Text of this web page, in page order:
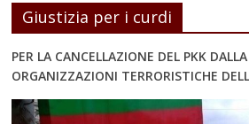
Giustizia per i curdi
PER LA CANCELLAZIONE DEL PKK
ORGANIZZAZIONI TERRORISTICHE